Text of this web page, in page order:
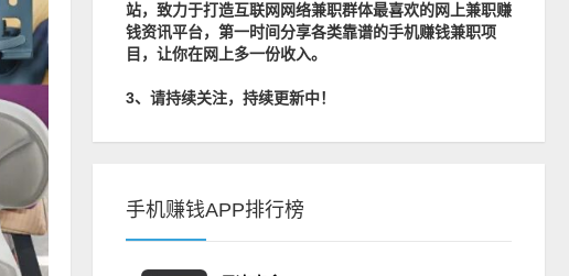
站，致力于打造互联网网络兼职群体最喜欢的网上兼职赚
钱资讯平台，第一时间分享各类靠谱的手机赚钱兼职项
目，让你在网上多一份收入。
3、请持续关注，持续更新中！
手机赚钱APP排行榜